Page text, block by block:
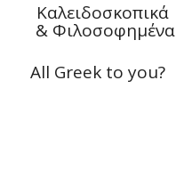
Καλειδοσκοπικά
& Φιλοσοφημένα
All Greek to you?